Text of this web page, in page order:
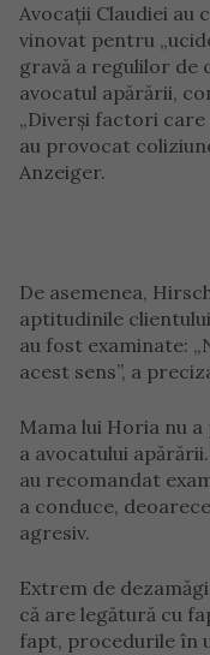
Avocații Claudiei au
vinovat pentru
gravă a regulilor de
avocatul apărării,
„Diverși factori
au provocat
Anzeiger.
De asemenea,
aptitudinile
au fost examinate:
acest sens”, a
Mama lui Horia nu
a avocatului
au recomandat
a conduce,
agresiv.
Extrem de
că are legătură cu
fapt, procedurile în